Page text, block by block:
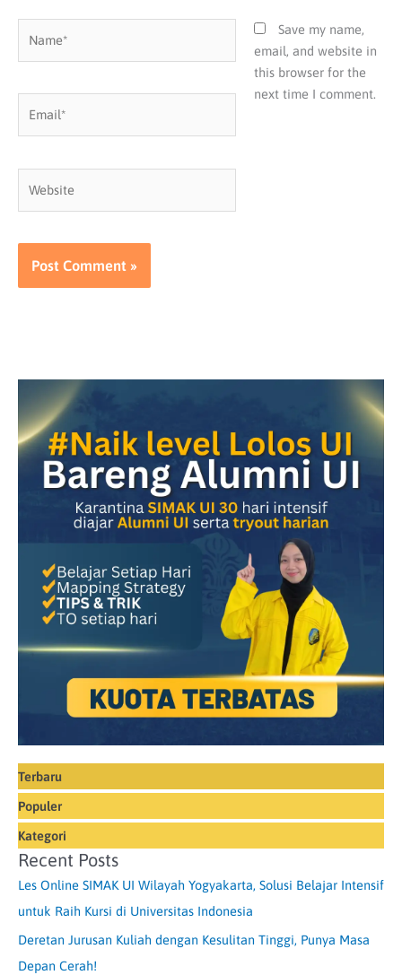
Save my name,
email, and website in
this browser for the
next time I comment.
Terbaru
Populer
Kategori
Recent Posts
Les Online SIMAK UI Wilayah Yogyakarta, Solusi Belajar Intensif
untuk Raih Kursi di Universitas Indonesia
Deretan Jurusan Kuliah dengan Kesulitan Tinggi, Punya Masa
Depan Cerah!